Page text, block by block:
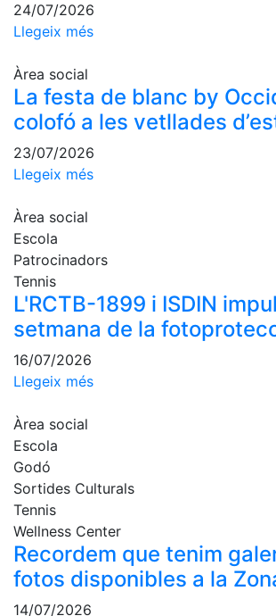
Àrea social
Activitats
Socials
Sortides
culturals
Conferències
i
Talks
Calendari
d'Activitats
Socials
Jocs de taula
Club
Center
Servei de
fisiosalut
Entrenaments
personals
Activitats
dirigides
24/07/2026
Llegeix més
Àrea social
La festa de blanc by
colofó a les vetllades
23/07/2026
Llegeix més
Àrea social
Escola
Patrocinadors
Tennis
L'RCTB-1899 i ISDIN
setmana de la
16/07/2026
Llegeix més
Àrea social
Escola
Godó
Sortides Culturals
Tennis
Wellness Center
Recordem que tenim
fotos disponibles a la
14/07/2026